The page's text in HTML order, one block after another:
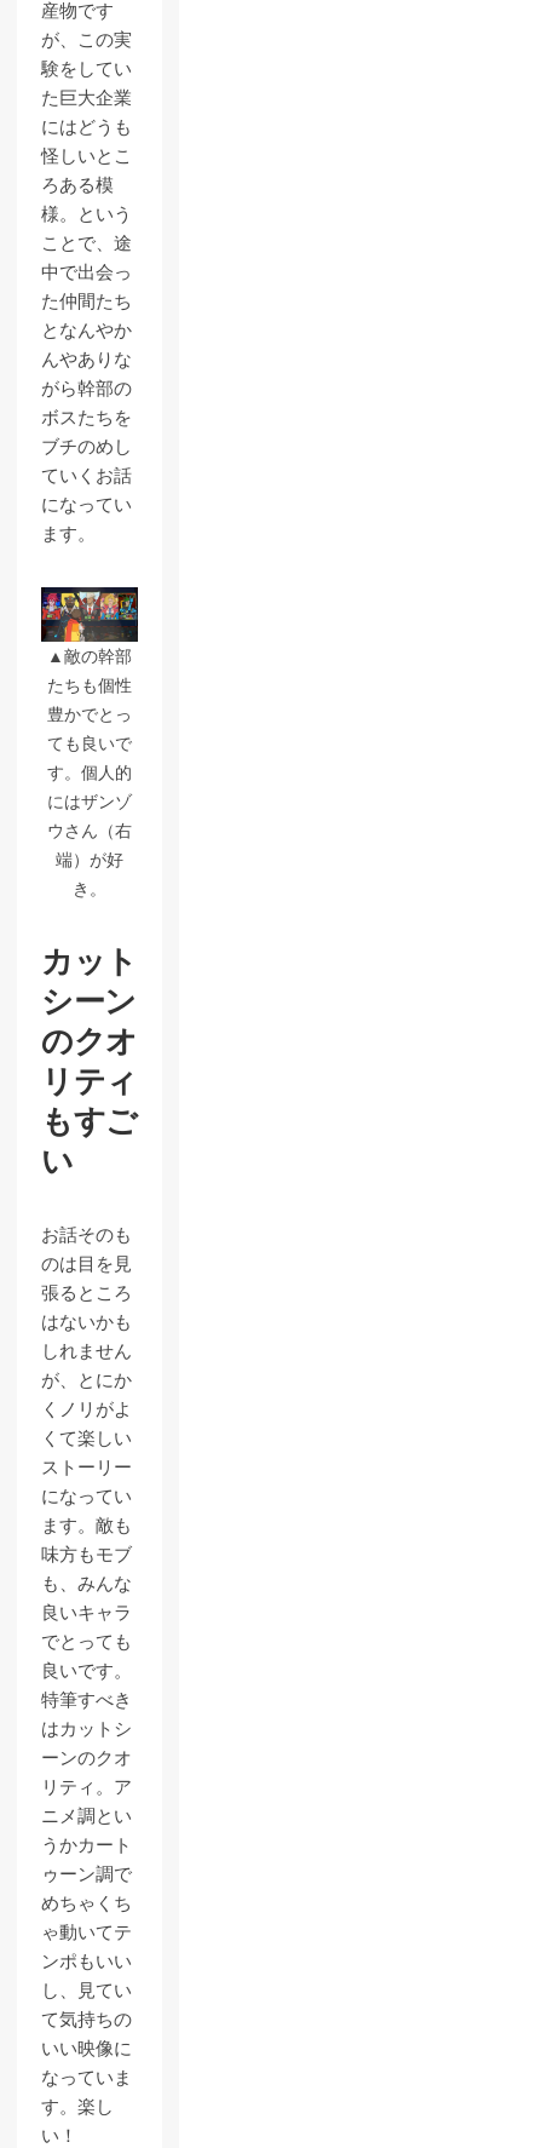
産物です
が、この実
験をしてい
た巨大企業
にはどうも
怪しいとこ
ろある模
様。という
ことで、途
中で出会っ
た仲間たち
となんやか
んやありな
がら幹部の
ボスたちを
ブチのめし
ていくお話
になってい
ます。
▲敵の幹部
たちも個性
豊かでとっ
ても良いで
す。個人的
にはザンゾ
ウさん（右
端）が好
き。
カット
シーン
のクオ
リティ
もすご
い
お話そのも
のは目を見
張るところ
はないかも
しれません
が、とにか
くノリがよ
くて楽しい
ストーリー
になってい
ます。敵も
味方もモブ
も、みんな
良いキャラ
でとっても
良いです。
特筆すべき
はカットシ
ーンのクオ
リティ。ア
ニメ調とい
うかカート
ゥーン調で
めちゃくち
ゃ動いてテ
ンポもいい
し、見てい
て気持ちの
いい映像に
なっていま
す。楽し
い！